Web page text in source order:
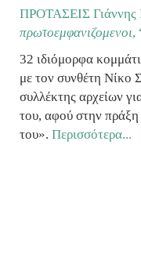
ΠΡΟΤΑΣΕΙΣ Γιάννης
πρωτοεμφανιζομενοι,
32 ιδιόμορφα
με τον συνθέτη Νίκο
συλλέκτης αρχείων
του, αφού στην πράξη
του». Περισσότερα...